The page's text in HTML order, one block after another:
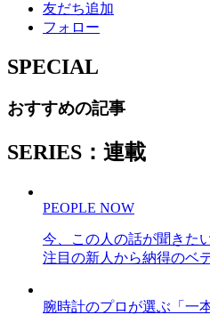
友だち追加
フォロー
SPECIAL
おすすめの記事
SERIES：連載
PEOPLE NOW
今、この人の話が聞きた
注目の新人から納得のベ
腕時計のプロが選ぶ「一